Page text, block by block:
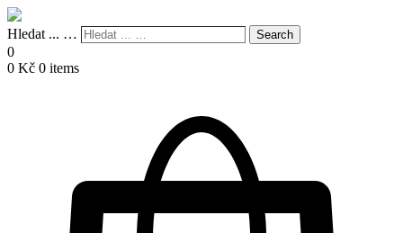
Hledat ... … Search
0
0 Kč 0 items